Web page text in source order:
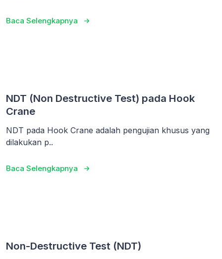
Baca Selengkapnya
NDT (Non Destructive Test) pada Hook
Crane
NDT pada Hook Crane adalah pengujian khusus yang
dilakukan p..
Baca Selengkapnya
Non-Destructive Test (NDT)